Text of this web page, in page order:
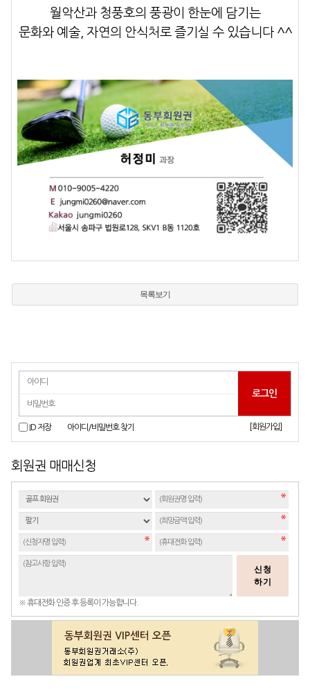
월악산과 청풍호의 풍광이 한눈에 담기는
문화와 예술, 자연의 안식처로 즐기실 수 있습니다 ^^
목록보기
ID 저장 아이디/비밀번호 찾기 [회원가입]
회원권 매매신청
신청
하기
※ 휴대전화 인증 후 등록이 가능합니다.